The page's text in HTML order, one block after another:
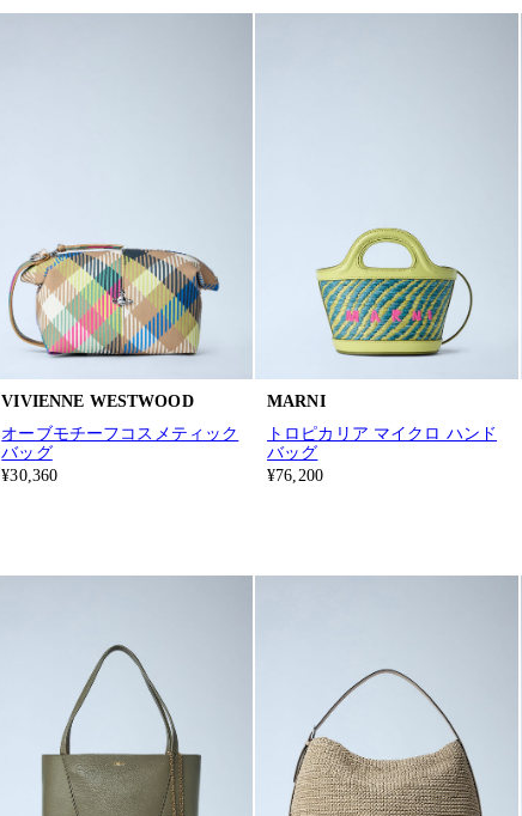
VIVIENNE WESTWOOD
オーブモチーフコスメティック
バッグ
¥30,360
MARNI
トロピカリア マイクロ ハンド
バッグ
¥76,200